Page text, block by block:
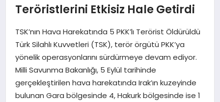
EĞITIM
MAGAZIN
SAĞLIK
SIYASET
Teröristlerini Etkisiz Hale Getirdi
TSK’nın Hava Harekatında 5 PKK’lı Terörist Öldürüldü
Türk Silahlı Kuvvetleri (TSK), terör örgütü PKK’ya
yönelik operasyonlarını sürdürmeye devam ediyor.
Milli Savunma Bakanlığı, 5 Eylül tarihinde
gerçekleştirilen hava harekatında Irak’ın kuzeyinde
bulunan Gara bölgesinde 4, Hakurk bölgesinde ise 1